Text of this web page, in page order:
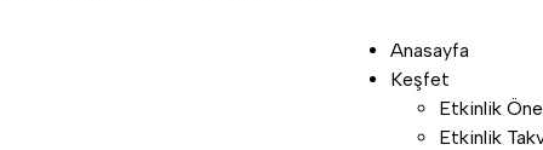
Anasayfa
Keşfet
Etkinlik
Etkinlik